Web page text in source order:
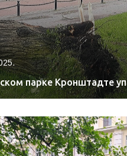
парке Кронштадте